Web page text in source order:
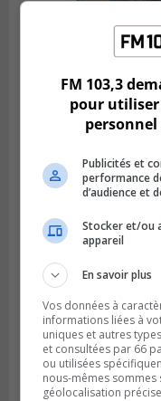
GREENFIELD PARK
Publié le 31 juillet 2026 à
Des firmes de
aux méga-
Le Moyne
FM 103,3
pour utiliser
personnel
Publicités et
performance
d’audience et
Stocker et/ou
appareil
En savoir plus
Vos données à
informations liées à
uniques et autres
et consultées par 66
ou utilisées
nous-mêmes
géolocalisation